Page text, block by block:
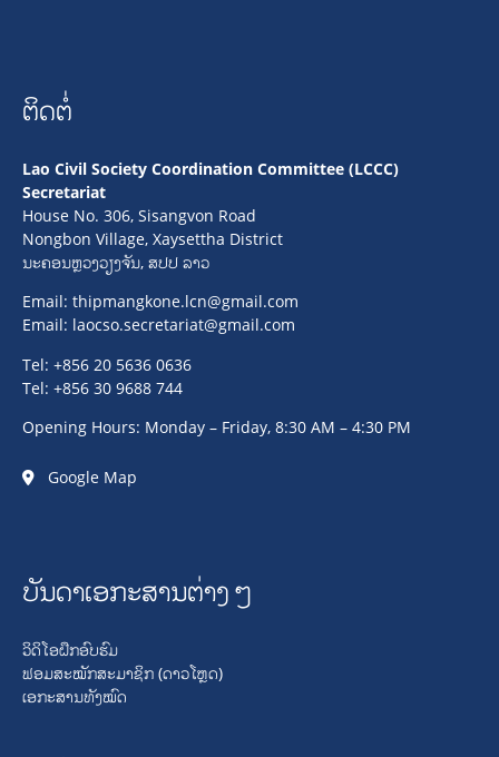
ຕິດຕໍ່
Lao Civil Society Coordination Committee (LCCC)
Secretariat
House No. 306, Sisangvon Road
Nongbon Village, Xaysettha District
ນະຄອນຫຼວງວຽງຈັນ, ສປປ ລາວ
Email: thipmangkone.lcn@gmail.com
Email: laocso.secretariat@gmail.com
Tel: +856 20 5636 0636
Tel: +856 30 9688 744
Opening Hours: Monday – Friday, 8:30 AM – 4:30 PM
Google Map
ບັນດາເອກະສານຕ່າງໆ
ວິດິໂອຝຶກອົບຮົມ
ຟອມສະໝັກສະມາຊິກ (ດາວໂຫຼດ)
ເອກະສານທັງໝົດ